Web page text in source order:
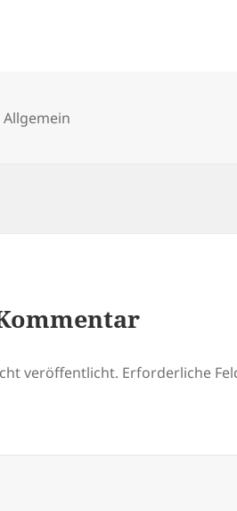
Kategorien
Allgemein
veröffentlicht. Erforderliche